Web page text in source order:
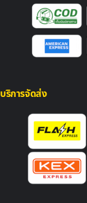
บริการจัดส่ง